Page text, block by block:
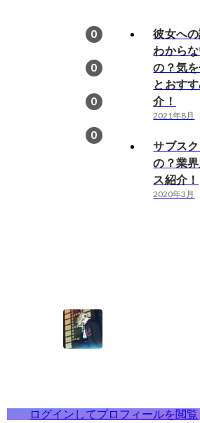
0
0
0
0
彼女へ
わから
の？気
とおす
介！
2021年8月
サブス
の？業
ス紹介！
2020年3月
ログインしてプロフィールを閲覧